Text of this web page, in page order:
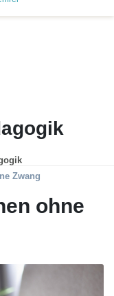
Zwang
ohne